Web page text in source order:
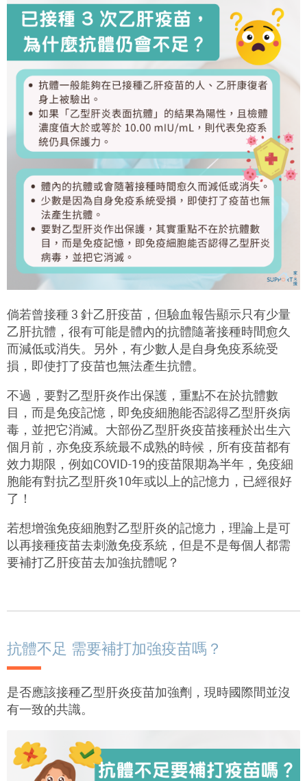
倘若曾接種 3 針乙肝疫苗，但驗血報告顯示只有少量
乙肝抗體，很有可能是體內的抗體隨著接種時間愈久
而減低或消失。另外，有少數人是自身免疫系統受
損，即使打了疫苗也無法產生抗體。
不過，要對乙型肝炎作出保護，重點不在於抗體數
目，而是免疫記憶，即免疫細胞能否認得乙型肝炎病
毒，並把它消滅。大部份乙型肝炎疫苗接種於出生六
個月前，亦免疫系統最不成熟的時候，所有疫苗都有
效力期限，例如COVID-19的疫苗限期為半年，免疫細
胞能有對抗乙型肝炎10年或以上的記憶力，已經很好
了！
若想增強免疫細胞對乙型肝炎的記憶力，理論上是可
以再接種疫苗去刺激免疫系統，但是不是每個人都需
要補打乙肝疫苗去加強抗體呢？
抗體不足 需要補打加強疫苗嗎？
是否應該接種乙型肝炎疫苗加強劑，現時國際間並沒
有一致的共識。